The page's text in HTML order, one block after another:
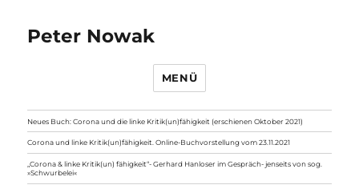
Peter Nowak
MENÜ
Neues Buch: Corona und die linke Kritik(un)fähigkeit (erschienen Oktober 2021)
Corona und linke Kritik(un)fähigkeit. Online-Buchvorstellung vom 23.11.2021
„Corona & linke Kritik(un) fähigkeit“- Gerhard Hanloser im Gespräch- jenseits von sog.
»Schwurbelei«